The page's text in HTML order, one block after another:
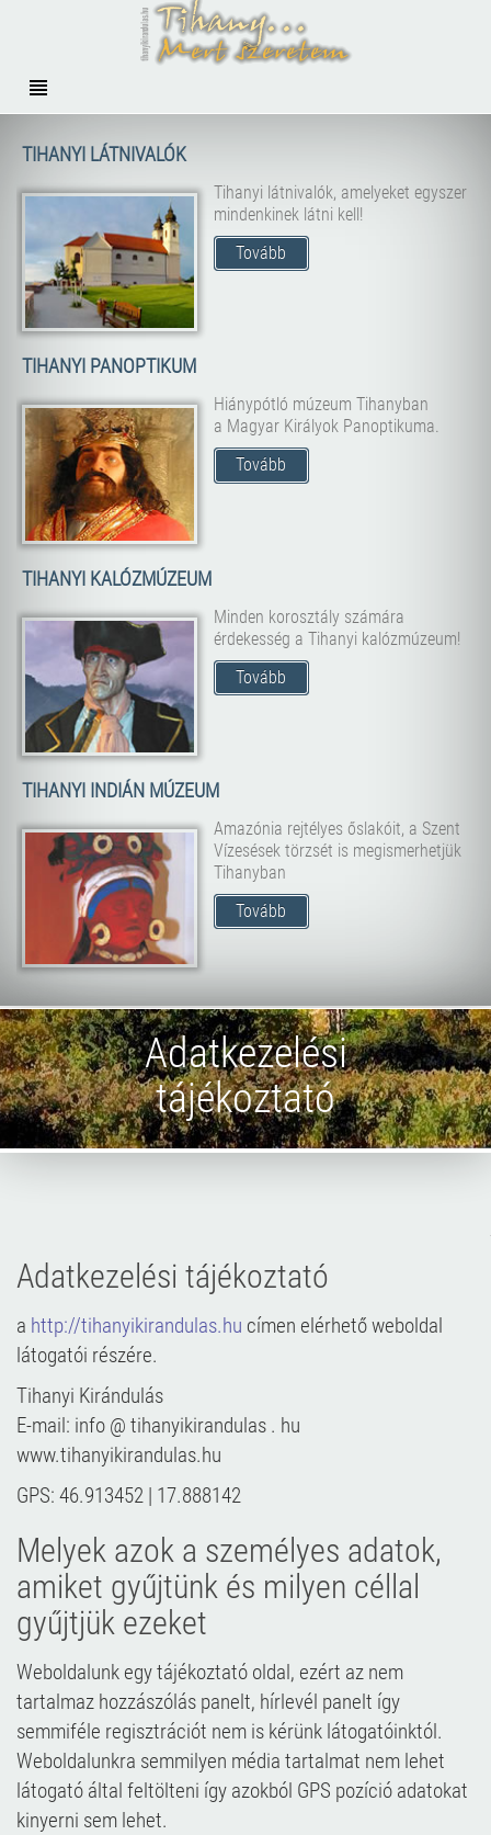
TIHANYI LÁTNIVALÓK
Tihanyi látnivalók, amelyeket egyszer
mindenkinek látni kell!
Tovább
TIHANYI PANOPTIKUM
Hiánypótló múzeum Tihanyban
a Magyar Királyok Panoptikuma.
Tovább
TIHANYI KALÓZMÚZEUM
Minden korosztály számára
érdekesség a Tihanyi kalózmúzeum!
Tovább
TIHANYI INDIÁN MÚZEUM
Amazónia rejtélyes őslakóit, a Szent
Vízesések törzsét is megismerhetjük
Tihanyban
Tovább
Adatkezelési
tájékoztató
Adatkezelési tájékoztató
a http://tihanyikirandulas.hu címen elérhető weboldal
látogatói részére.
Tihanyi Kirándulás
E-mail: info @ tihanyikirandulas . hu
www.tihanyikirandulas.hu
GPS: 46.913452 | 17.888142
Melyek azok a személyes adatok,
amiket gyűjtünk és milyen céllal
gyűjtjük ezeket
Weboldalunk egy tájékoztató oldal, ezért az nem
tartalmaz hozzászólás panelt, hírlevél panelt így
semmiféle regisztrációt nem is kérünk látogatóinktól.
Weboldalunkra semmilyen média tartalmat nem lehet
látogató által feltölteni így azokból GPS pozíció adatokat
kinyerni sem lehet.